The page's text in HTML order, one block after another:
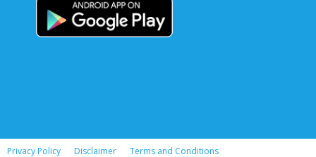
Privacy Policy Disclaimer Terms and Conditions